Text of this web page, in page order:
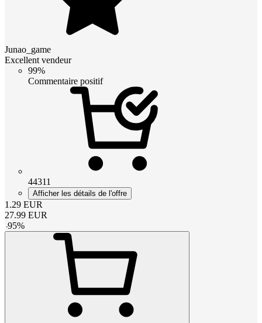
Junao_game
Excellent vendeur
99%
Commentaire positif
44311
Afficher les détails de l'offre
1.29 EUR
27.99 EUR
-95%